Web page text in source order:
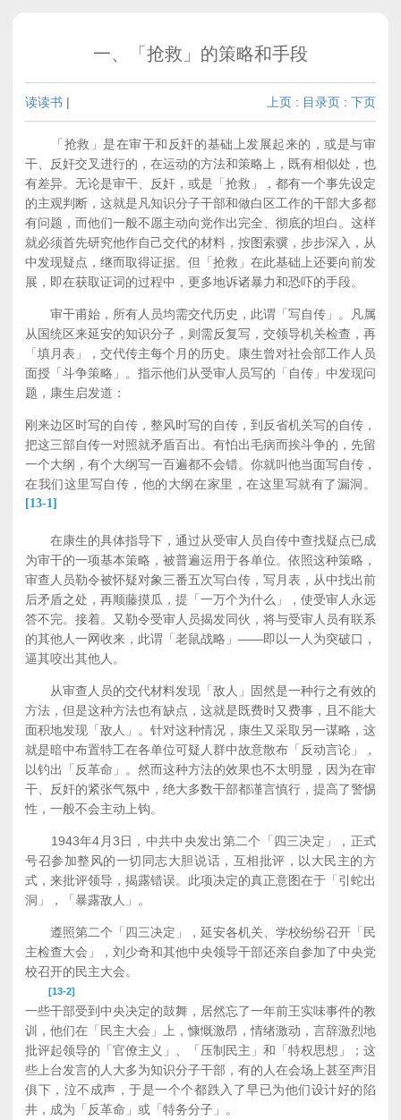
一、「抢救」的策略和手段
读读书 | 上页 : 目录页 : 下页
「抢救」是在审干和反奸的基础上发展起来的，或是与审
干、反奸交叉进行的，在运动的方法和策略上，既有相似处，也
有差异。无论是审干、反奸，或是「抢救」，都有一个事先设定
的主观判断，这就是凡知识分子干部和做白区工作的干部大多都
有问题，而他们一般不愿主动向党作出完全、彻底的坦白。这样
就必须首先研究他作自己交代的材料，按图索骥，步步深入，从
中发现疑点，继而取得证据。但「抢救」在此基础上还要向前发
展，即在获取证词的过程中，更多地诉诸暴力和恐吓的手段。
审干甫始，所有人员均需交代历史，此谓「写自传」。凡属
从国统区来延安的知识分子，则需反复写，交领导机关检查，再
「填月表」，交代传主每个月的历史。康生曾对社会部工作人员
面授「斗争策略」。指示他们从受审人员写的「自传」中发现问
题，康生启发道：
刚来边区时写的自传，整风时写的自传，到反省机关写的自传，
把这三部自传一对照就矛盾百出。有怕出毛病而挨斗争的，先留
一个大纲，有个大纲写一百遍都不会错。你就叫他当面写自传，
在我们这里写自传，他的大纲在家里，在这里写就有了漏洞。
[13-1]
在康生的具体指导下，通过从受审人员自传中查找疑点已成
为审干的一项基本策略，被普遍运用于各单位。依照这种策略，
审查人员勒令被怀疑对象三番五次写白传，写月表，从中找出前
后矛盾之处，再顺藤摸瓜，提「一万个为什么」，使受审人永远
答不完。接着。又勒令受审人员揭发同伙，将与受审人员有联系
的其他人一网收来，此谓「老鼠战略」——即以一人为突破口，
逼其咬出其他人。
从审查人员的交代材料发现「敌人」固然是一种行之有效的
方法，但是这种方法也有缺点，这就是既费时又费事，且不能大
面积地发现「敌人」。针对这种情况，康生又采取另一谋略，这
就是暗中布置特工在各单位可疑人群中故意散布「反动言论」，
以钓出「反革命」。然而这种方法的效果也不太明显，因为在审
干、反奸的紧张气氛中，绝大多数干部都谨言慎行，提高了警惕
性，一般不会主动上钩。
1943年4月3日，中共中央发出第二个「四三决定」，正式
号召参加整风的一切同志大胆说话，互相批评，以大民主的方
式，来批评领导，揭露错误。此项决定的真正意图在于「引蛇出
洞」，「暴露敌人」。
遵照第二个「四三决定」，延安各机关、学校纷纷召开「民
主检查大会」，刘少奇和其他中央领导干部还亲自参加了中央党
校召开的民主大会。
[13-2]
一些干部受到中央决定的鼓舞，居然忘了一年前王实味事件的教
训，他们在「民主大会」上，慷慨激昂，情绪激动，言辞激烈地
批评起领导的「官僚主义」、「压制民主」和「特权思想」；这
些上台发言的人大多为知识分子干部，有的人在会场上甚至声泪
俱下，泣不成声，于是一个个都跌入了早已为他们设计好的陷
井，成为「反革命」或「特务分子」。